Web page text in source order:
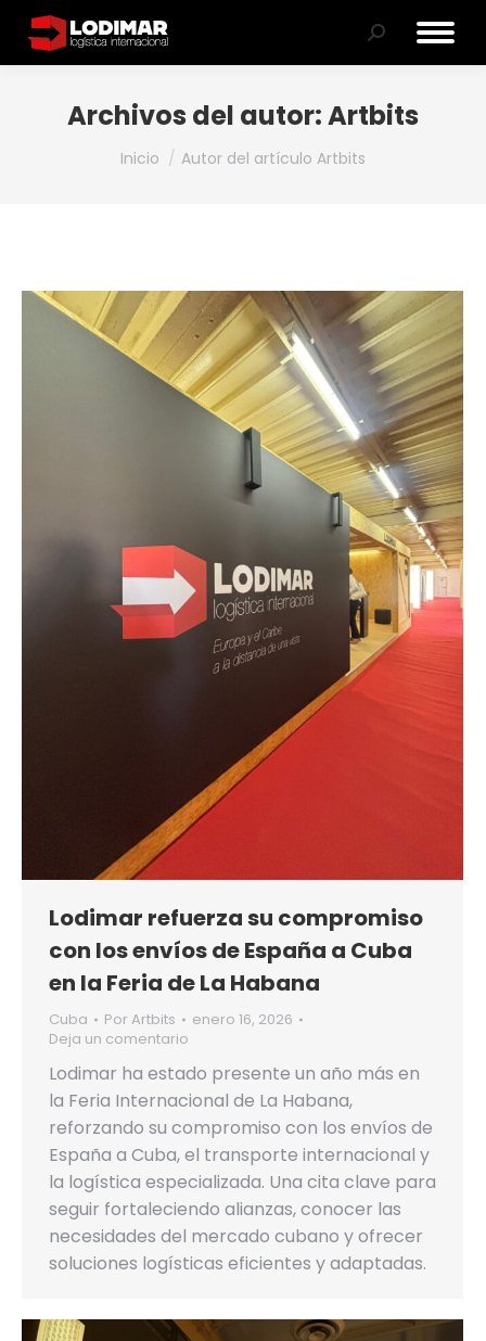
Buscar:
Archivos del autor:Artbits
Estás aquí:
Inicio Autor del artículo Artbits
Lodimar refuerza su compromiso
con los envíos de España a Cuba
en la Feria de La Habana
Cuba Por Artbits
enero 16, 2026
Deja un comentario
Lodimar ha estado presente un año más en
la Feria Internacional de La Habana,
reforzando su compromiso con los envíos de
España a Cuba, el transporte internacional y
la logística especializada. Una cita clave para
seguir fortaleciendo alianzas, conocer las
necesidades del mercado cubano y ofrecer
soluciones logísticas eficientes y adaptadas.